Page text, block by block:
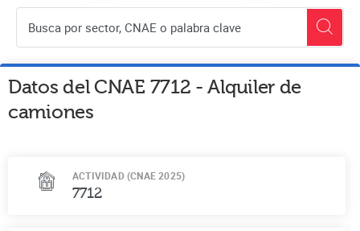
Datos del CNAE 7712 -Alquiler de
camiones
ACTIVIDAD (CNAE 2025)
7712